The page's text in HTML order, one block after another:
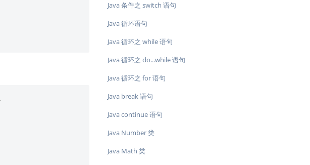
Java 条件之 switch 语句
Java 循环语句
Java 循环之 while 语句
Java 循环之 do...while 语句
Java 循环之 for 语句
Java break 语句
Java continue 语句
Java Number 类
Java Math 类